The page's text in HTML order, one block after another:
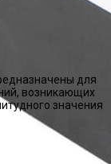
для
возникающих
значения